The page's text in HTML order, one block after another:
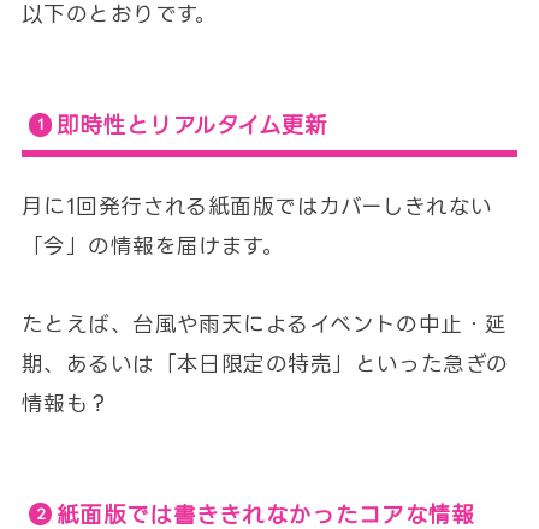
以下のとおりです。
即時性とリアルタイム更新
月に1回発行される紙面版ではカバーしきれない
「今」の情報を届けます。
たとえば、台風や雨天によるイベントの中止・延
期、あるいは「本日限定の特売」といった急ぎの
情報も？
紙面版では書ききれなかったコアな情報